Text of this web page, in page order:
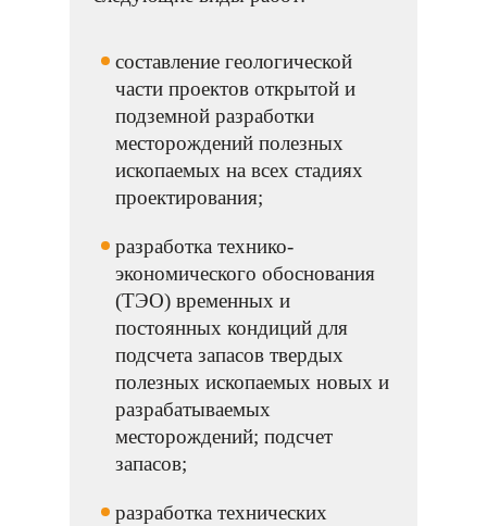
составление геологической
части проектов открытой и
подземной разработки
месторождений полезных
ископаемых на всех стадиях
проектирования;
разработка технико-
экономического обоснования
(ТЭО) временных и
постоянных кондиций для
подсчета запасов твердых
полезных ископаемых новых и
разрабатываемых
месторождений; подсчет
запасов;
разработка технических